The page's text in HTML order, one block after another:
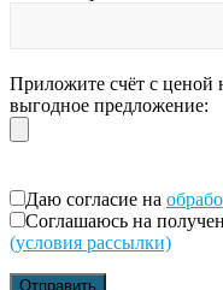
Приложите счёт с ценой
выгодное предложение:
Даю согласие на
Соглашаюсь на
(условия рассылки)